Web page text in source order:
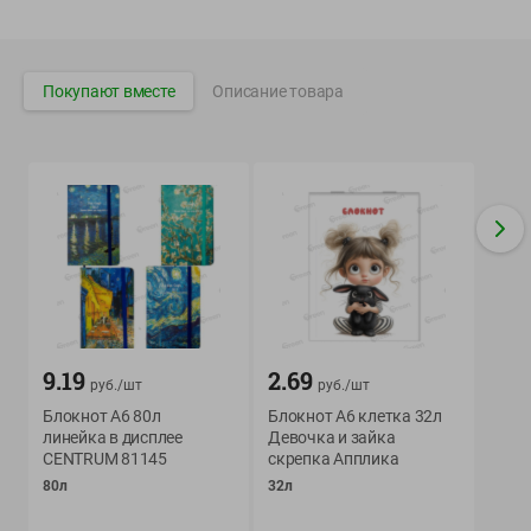
Минске.
Юридическая информация и условия пользовательского
соглашения
Номер уполномоченных рассматривать обращения покупателей в
соответствии с законодательством об обращениях граждан и
юридических лиц: Отдел торговли и услуг Администрации
Фрунзенского района г. Минска + 375 17 272 73 84 .
продавцом рассматривать обращения покупателей о нарушении их
прав, предусмотренных законодательством о защите прав
Покупают вместе Описание товара
9.19 руб./шт
Блокнот А6 80л
линейка в дисплее
CENTRUM 81145
80л
2.69 руб./шт
Блокнот А6 клетка 32л
Девочка и зайка
скрепка Апплика
32л